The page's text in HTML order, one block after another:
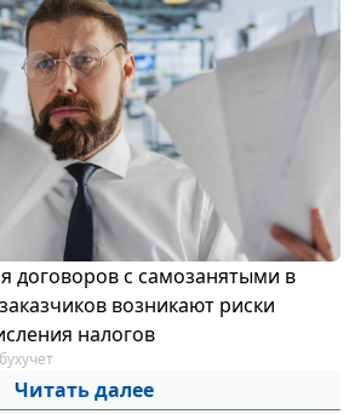
договоров с самозанятыми в
возникают риски
налогов
Читать далее